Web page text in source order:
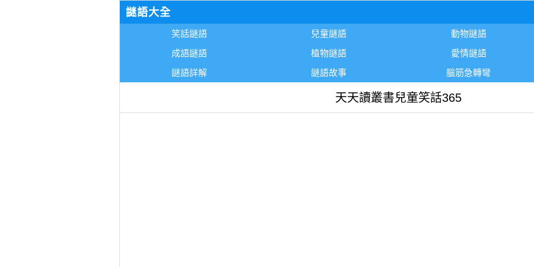
謎語大全
笑話謎語 兒童謎語 動物謎語
成語謎語
植物謎語 愛情謎語
謎語詳解
謎語故事 腦筋急轉彎
天天讀叢書兒童笑話365